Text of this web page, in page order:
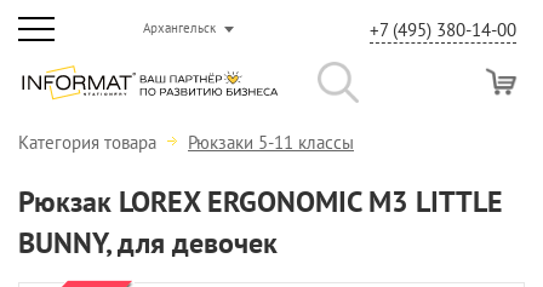
Архангельск +7 (495) 380-14-00
Категория товара Рюкзаки 5-11 классы
Рюкзак LOREX ERGONOMIC M3 LITTLE
BUNNY, для девочек